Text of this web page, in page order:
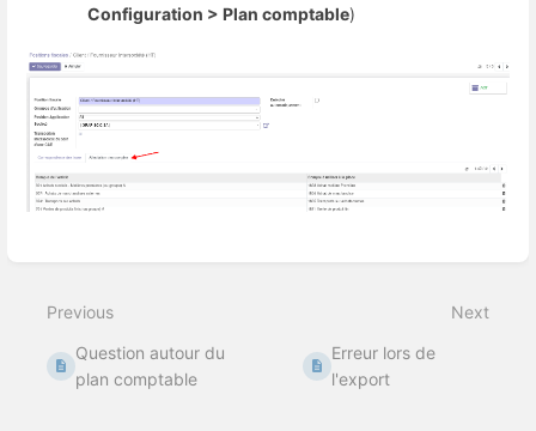
Configuration > Plan comptable)
mode
Previous
Question autour du
plan comptable
Next
Erreur lors de
l'export